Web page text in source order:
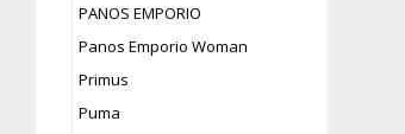
PANOS EMPORIO
Panos Emporio Woman
Primus
Puma